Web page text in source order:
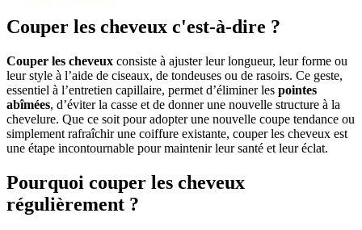
Couper les cheveux c'est-à-dire ?
Couper les cheveux consiste à ajuster leur longueur, leur forme ou
leur style à l’aide de ciseaux, de tondeuses ou de rasoirs. Ce geste,
essentiel à l’entretien capillaire, permet d’éliminer les pointes
abîmées, d’éviter la casse et de donner une nouvelle structure à la
chevelure. Que ce soit pour adopter une nouvelle coupe tendance ou
simplement rafraîchir une coiffure existante, couper les cheveux est
une étape incontournable pour maintenir leur santé et leur éclat.
Pourquoi couper les cheveux
régulièrement ?